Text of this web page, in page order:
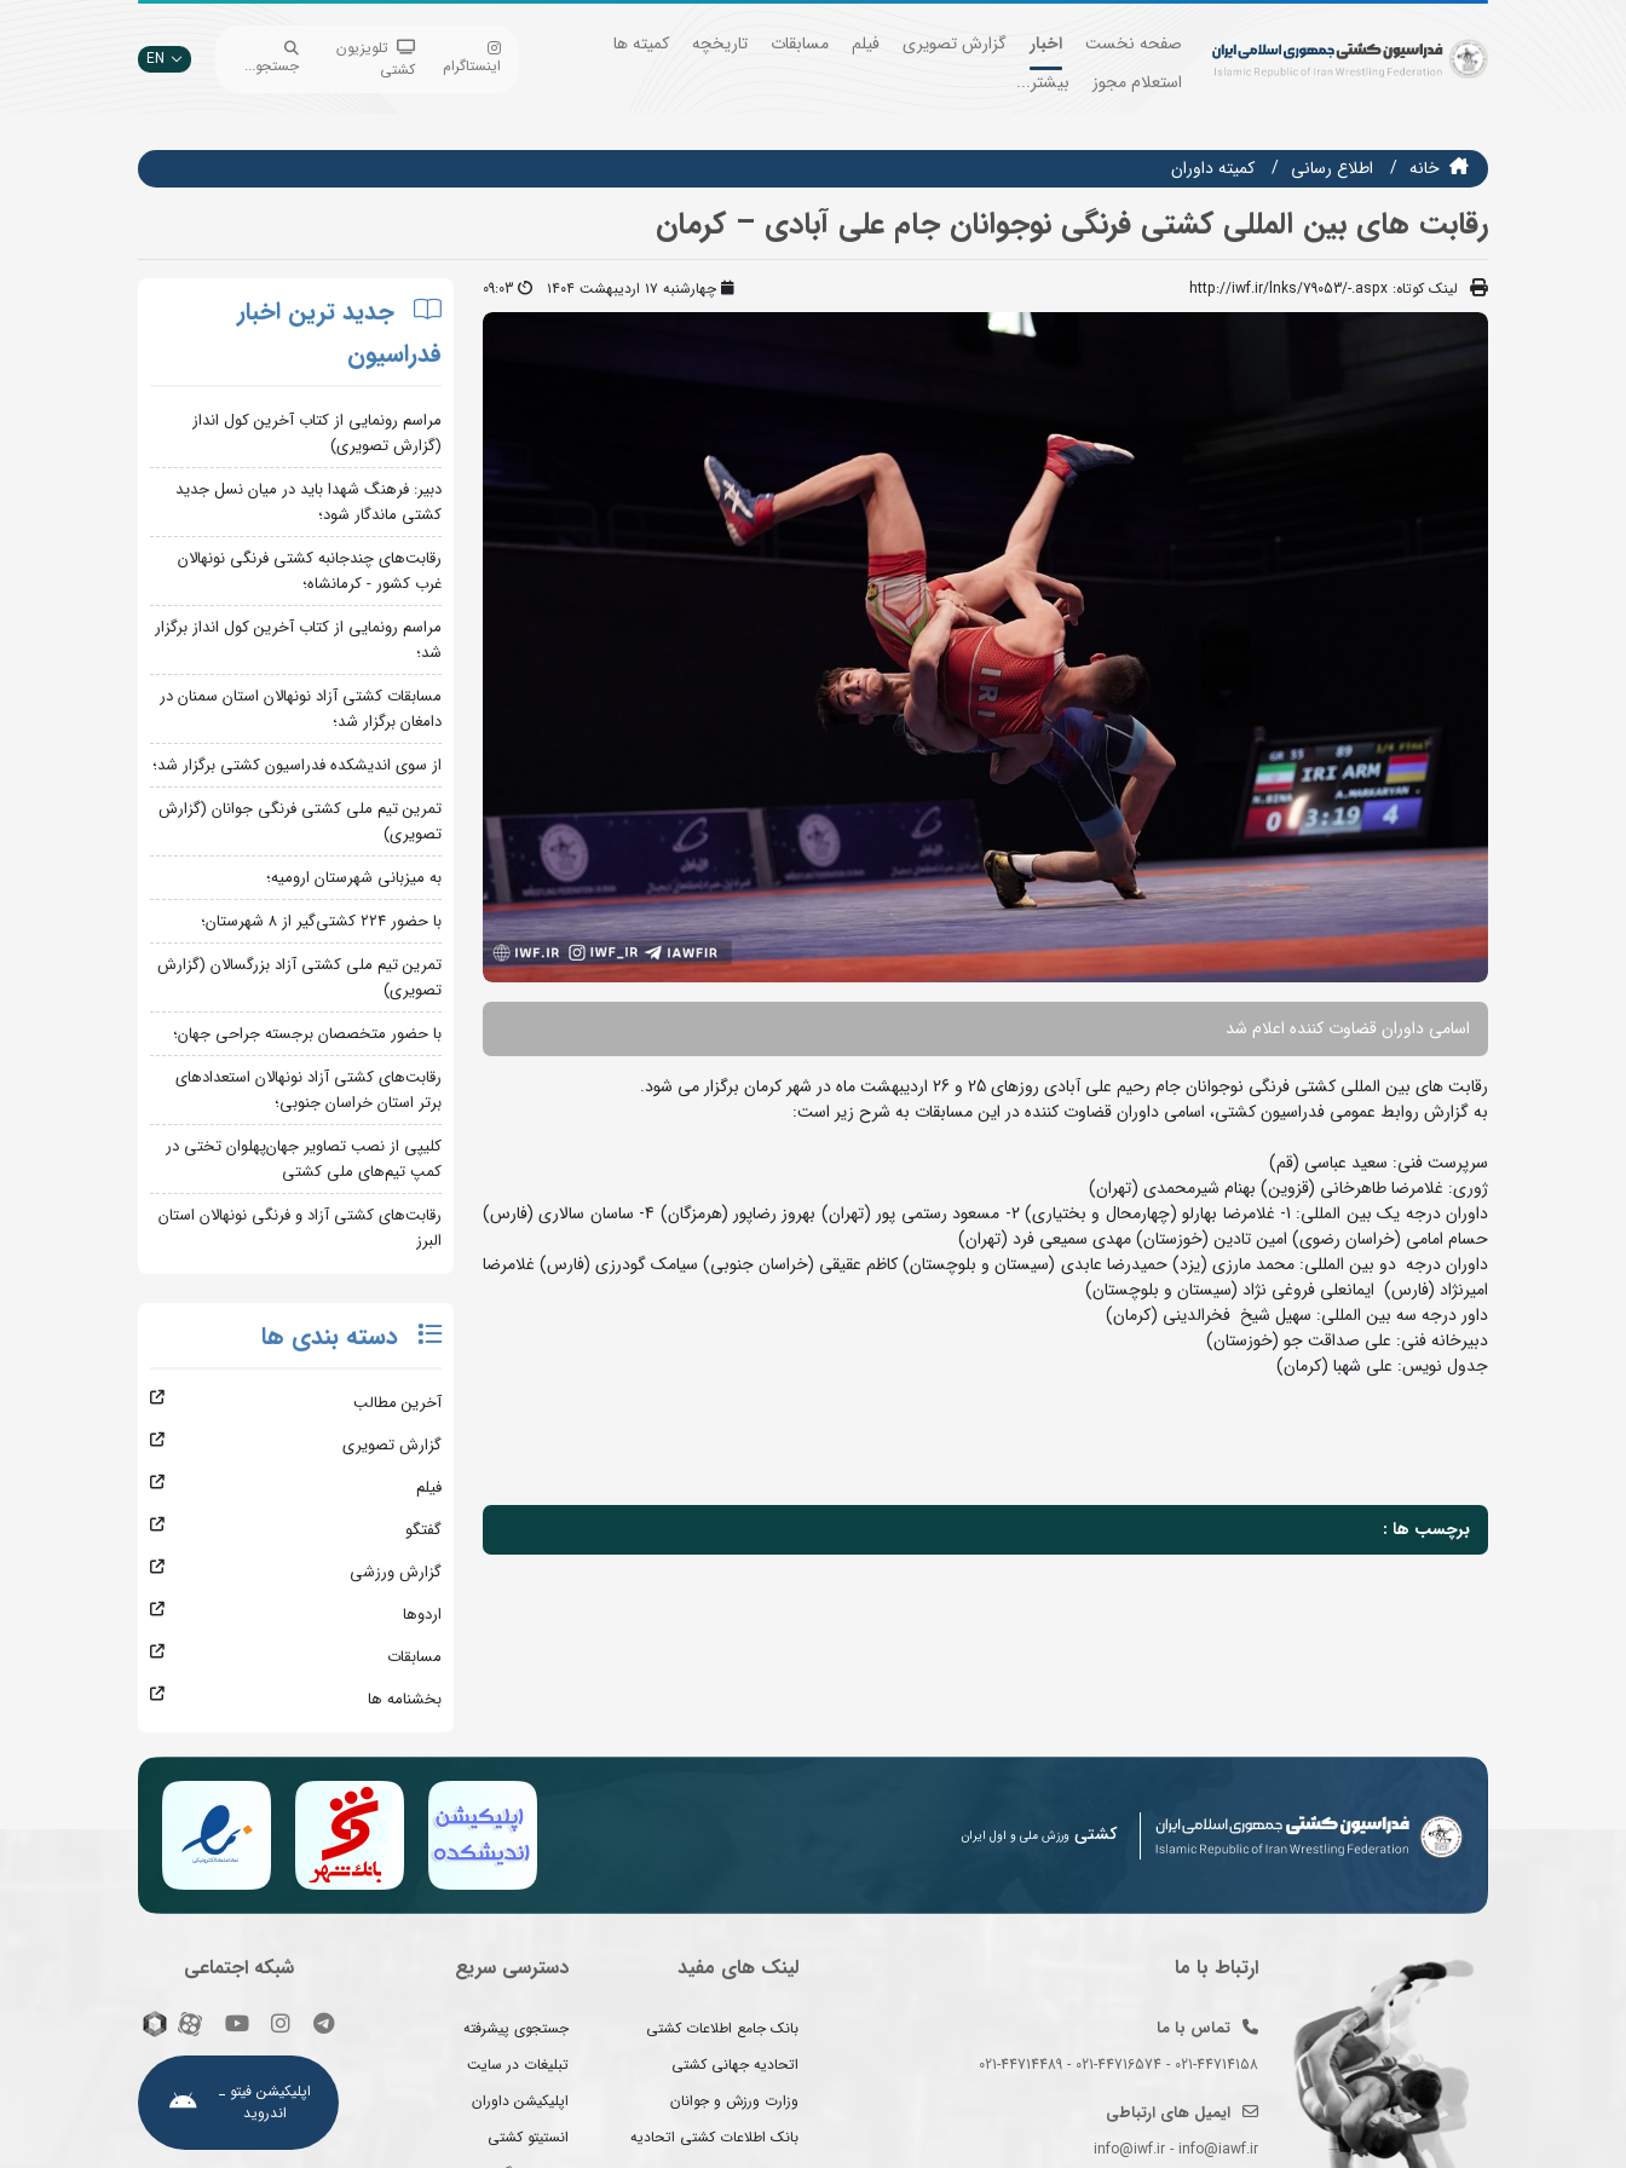
صفحه نخست اخبار گزارش تصویری فیلم مسابقات تاریخچه
کمیته ها
استعلام مجوز
بیشتر...
اینستاگرام
تلویزیون
کشتی
جستجو... EN
خانه اطلاع رسانی کمیته داوران
رقابت های بین المللی کشتی فرنگی نوجوانان جام علی آبادی – کرمان
لینک کوتاه: http://iwf.ir/lnks/79053/-.aspx چهارشنبه ۱۷ اردیبهشت ۱۴۰۴ 09:03
اسامی داوران قضاوت کننده اعلام شد
رقابت های بین المللی کشتی فرنگی نوجوانان جام رحیم علی آبادی روزهای 25 و 26 اردیبهشت ماه در شهر کرمان برگزار می شود.
به گزارش روابط عمومی فدراسیون کشتی، اسامی داوران قضاوت کننده در این مسابقات به شرح زیر است:
سرپرست فنی: سعید عباسی (قم)
ژوری: غلامرضا طاهرخانی (قزوین) بهنام شیرمحمدی (تهران)
داوران درجه یک بین المللی: 1- غلامرضا بهارلو (چهارمحال و بختیاری) 2- مسعود رستمی پور (تهران) بهروز رضاپور (هرمزگان) 4- ساسان سالاری (فارس)
حسام امامی (خراسان رضوی) امین تادین (خوزستان) مهدی سمیعی فرد (تهران)
داوران درجه دو بین المللی: محمد مارزی (یزد) حمیدرضا عابدی (سیستان و بلوچستان) کاظم عقیقی (خراسان جنوبی) سیامک گودرزی (فارس) غلامرضا
امیرنژاد (فارس) ایمانعلی فروغی نژاد (سیستان و بلوچستان)
داور درجه سه بین المللی: سهیل شیخ فخرالدینی (کرمان)
دبیرخانه فنی: علی صداقت جو (خوزستان)
جدول نویس: علی شهبا (کرمان)
برچسب ها :
جدید ترین اخبار
فدراسیون
مراسم رونمایی از کتاب آخرین کول انداز
(گزارش تصویری)
دبیر: فرهنگ شهدا باید در میان نسل جدید
کشتی ماندگار شود؛
رقابت‌های چندجانبه کشتی فرنگی نونهالان
غرب کشور - کرمانشاه؛
مراسم رونمایی از کتاب آخرین کول انداز برگزار
شد؛
مسابقات کشتی آزاد نونهالان استان سمنان در
دامغان برگزار شد؛
از سوی اندیشکده فدراسیون کشتی برگزار شد؛
تمرین تیم ملی کشتی فرنگی جوانان (گزارش
تصویری)
به میزبانی شهرستان ارومیه؛
با حضور ۲۲۴ کشتی‌گیر از ۸ شهرستان؛
تمرین تیم ملی کشتی آزاد بزرگسالان (گزارش
تصویری)
با حضور متخصصان برجسته جراحی جهان؛
رقابت‌های کشتی آزاد نونهالان استعدادهای
برتر استان خراسان جنوبی؛
کلیپی از نصب تصاویر جهان‌پهلوان تختی در
کمپ تیم‌های ملی کشتی
رقابت‌های کشتی آزاد و فرنگی نونهالان استان
البرز
دسته بندی ها
آخرین مطالب
گزارش تصویری
فیلم
گفتگو
گزارش ورزشی
اردوها
مسابقات
بخشنامه ها
کشتی ورزش ملی و اول ایران
ارتباط با ما
تماس با ما
021-44714158 - 021-44716574 - 021-44714489
ایمیل های ارتباطی
info@iwf.ir - info@iawf.ir
لینک های مفید
بانک جامع اطلاعات کشتی
اتحادیه جهانی کشتی
وزارت ورزش و جوانان
بانک اطلاعات کشتی اتحادیه
دسترسی سریع
جستجوی پیشرفته
تبلیغات در سایت
اپلیکیشن داوران
انستیتو کشتی
شبکه اجتماعی
اپلیکیشن فیتو ـ
اندروید